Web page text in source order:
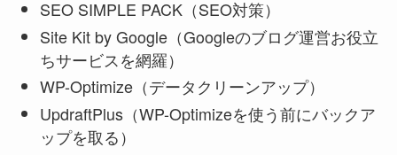
SEO SIMPLE PACK（SEO対策）
Site Kit by Google（Googleのブログ運営お役立
ちサービスを網羅）
WP-Optimize（データクリーンアップ）
UpdraftPlus（WP-Optimizeを使う前にバックア
ップを取る）